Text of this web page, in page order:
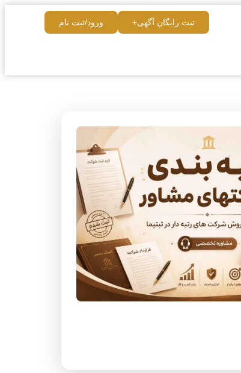
ثبت رایگان آگهی+ ورود/ثبت نام